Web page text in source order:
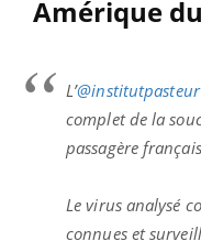
Amérique
L’@institutpasteur
complet de la
passagère
Le virus analysé
connues et